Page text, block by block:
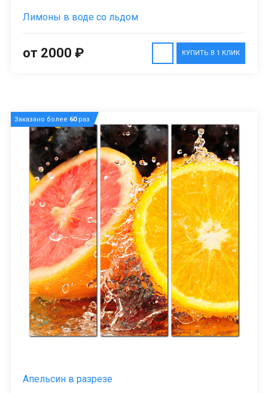
Лимоны в воде со льдом
КУПИТЬ В 1 КЛИК
от 2000 ₽
Заказано более 60раз
Апельсин в разрезе